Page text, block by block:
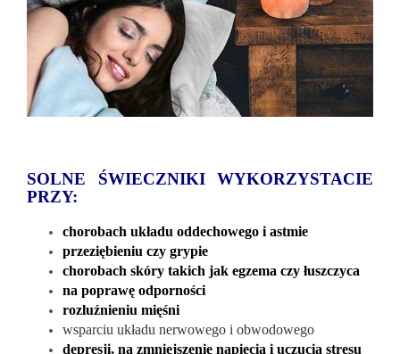
SOLNE ŚWIECZNIKI WYKORZYSTACIE
PRZY:
chorobach układu oddechowego i astmie
przeziębieniu czy grypie
chorobach skóry takich jak egzema czy łuszczyca
na poprawę odporności
rozluźnieniu mięśni
wsparciu układu nerwowego i obwodowego
depresji, na zmniejszenie napięcia i uczucia stresu